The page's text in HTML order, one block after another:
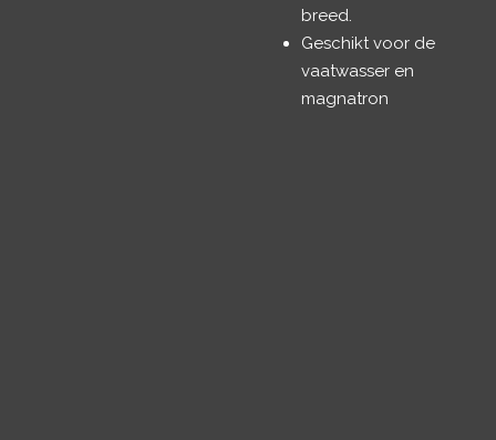
breed.
Geschikt voor de
vaatwasser en
magnatron